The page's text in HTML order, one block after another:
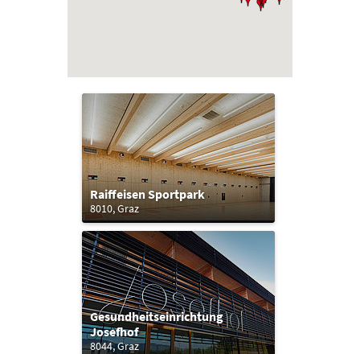
Raiffeisen Sportpark
8010, Graz
Gesundheitseinrichtung
Josefhof
8044, Graz